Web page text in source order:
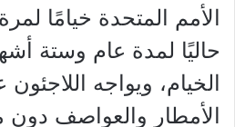
الأمم المتحدة خيامًا
حاليًا لمدة عام وستة
الخيام، ويواجه
الأمطار والعواصف